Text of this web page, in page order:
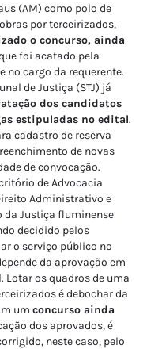
(AM) como polo de
por terceirizados,
o concurso, ainda
foi acatado pela
no cargo da requerente.
de Justiça (STJ) já
dos candidatos
estipuladas no edital.
cadastro de reserva
de novas
de convocação.
de Advocacia
Administrativo e
da Justiça fluminense
decidido pelos
o serviço público no
da aprovação em
Lotar os quadros de uma
é debochar da
um concurso ainda
dos aprovados, é
neste caso, pelo